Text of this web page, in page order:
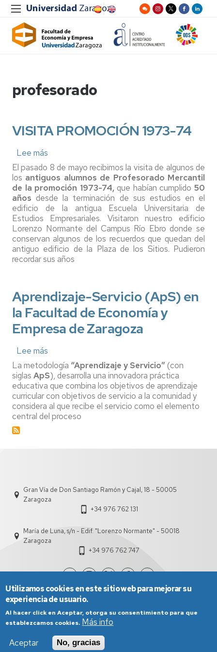
profesorado
VISITA PROMOCIÓN 1973-74
Lee más
VISITA
PROMOCIÓN
1973-
74
El pasado 8 de mayo recibimos la visita de algunos de
los antiguos alumnos de Profesorado Mercantil
de la promoción 1973-74,que habían cumplido50
añosdesde la terminación de sus estudios en el
edificio de la antigua Escuela Universitaria de
Estudios Empresariales. Visitaron nuestro edificio
Lorenzo Normante del Campus Río Ebro donde se
conservan algunos de los recuerdos que quedan del
antiguo edificio de la Plaza de los Sitios. Pudieron
recordar sus años
Aprendizaje-Servicio (ApS) en
la Facultad de Economía y
Empresa de Zaragoza
Lee más
Aprendizaje-
Servicio
(ApS)
en
la
Facultad
de
Economía
La metodología “Aprendizaje y Servicio”(con
siglas ApS), desarrolla una innovadora práctica
educativa que combina los objetivos de aprendizaje
curricular con objetivos de servicio a la comunidad y
considera al que recibe el servicio como el elemento
central del proceso
Gran Vía de Don Santiago Ramón y Cajal, 18 - 50005
Zaragoza
+34 976 762 131
María de Luna, s/n - Edif. "Lorenzo Normante" - 50018
Zaragoza
+34 976 762 747
Aviso Legal
Condiciones generales de uso
Utilizamos cookies en este sitio web para mejorar su
experiencia de usuario.
Al hacer click en Aceptar, otorga su consentimiento para que
establezcamos cookies. Más info
Aceptar
No, gracias